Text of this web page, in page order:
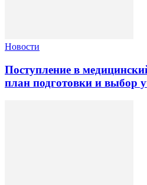
Новости
Поступление в
план подготовки и выбор